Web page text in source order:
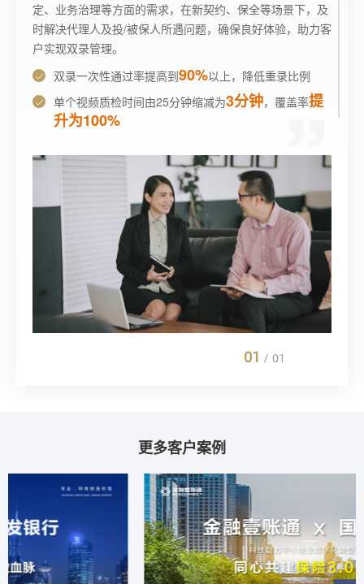
定、业务治理等方面的需求，在新契约、保全等场景下，及
时解决代理人及投/被保人所遇问题，确保良好体验，助力客
户实现双录管理。
双录一次性通过率提高到90%以上，降低重录比例
单个视频质检时间由25分钟缩减为3分钟，覆盖率提
升为100%
01 / 01
更多客户案例